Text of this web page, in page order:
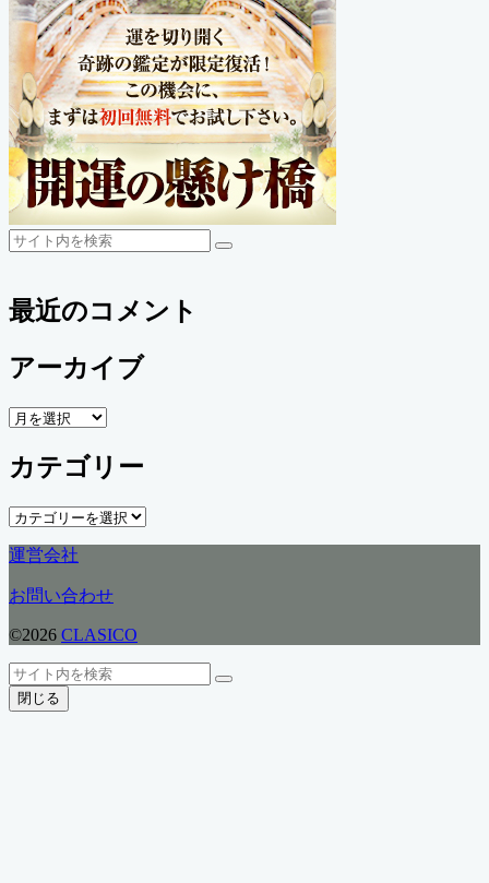
検
検
最近のコメント
アーカイブ
ア
カ
イ
ブ
カテゴリー
カ
ゴ
リ
ー
運営会社
お問い合わせ
©2026 CLASICO
ト
ッ
プ
検
索
検
閉じる